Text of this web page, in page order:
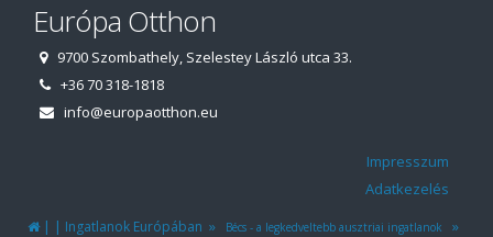
Európa Otthon
9700 Szombathely, Szelestey László utca 33.
+36 70 318-1818
info@europaotthon.eu
Impresszum
Adatkezelés
| | Ingatlanok Európában » Bécs - a legkedveltebb ausztriai ingatlanok »